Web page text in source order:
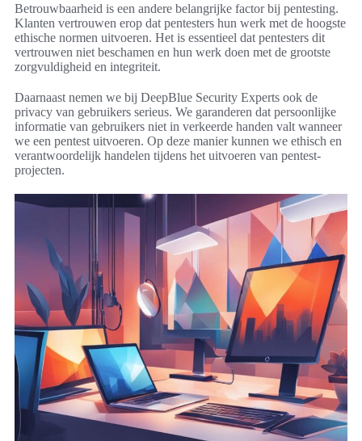
Betrouwbaarheid is een andere belangrijke factor bij pentesting.
Klanten vertrouwen erop dat pentesters hun werk met de hoogste
ethische normen uitvoeren. Het is essentieel dat pentesters dit
vertrouwen niet beschamen en hun werk doen met de grootste
zorgvuldigheid en integriteit.
Daarnaast nemen we bij DeepBlue Security Experts ook de
privacy van gebruikers serieus. We garanderen dat persoonlijke
informatie van gebruikers niet in verkeerde handen valt wanneer
we een pentest uitvoeren. Op deze manier kunnen we ethisch en
verantwoordelijk handelen tijdens het uitvoeren van pentest-
projecten.